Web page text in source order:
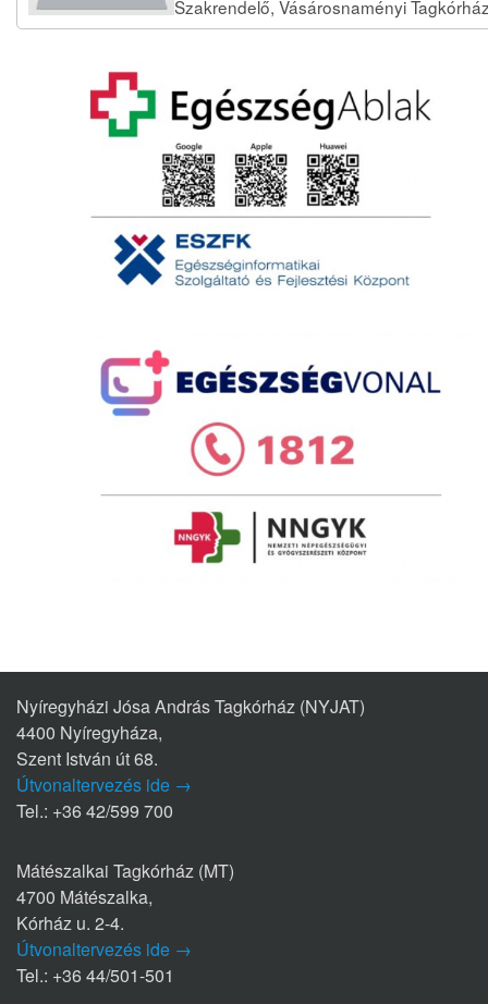
Szakrendelő, Vásárosnaményi
Nyíregyházi Jósa András Tagkórház (NYJAT)
4400 Nyíregyháza,
Szent István út 68.
Útvonaltervezés ide →
Tel.: +36 42/599 700
Mátészalkai Tagkórház (MT)
4700 Mátészalka,
Kórház u. 2-4.
Útvonaltervezés ide →
Tel.: +36 44/501-501